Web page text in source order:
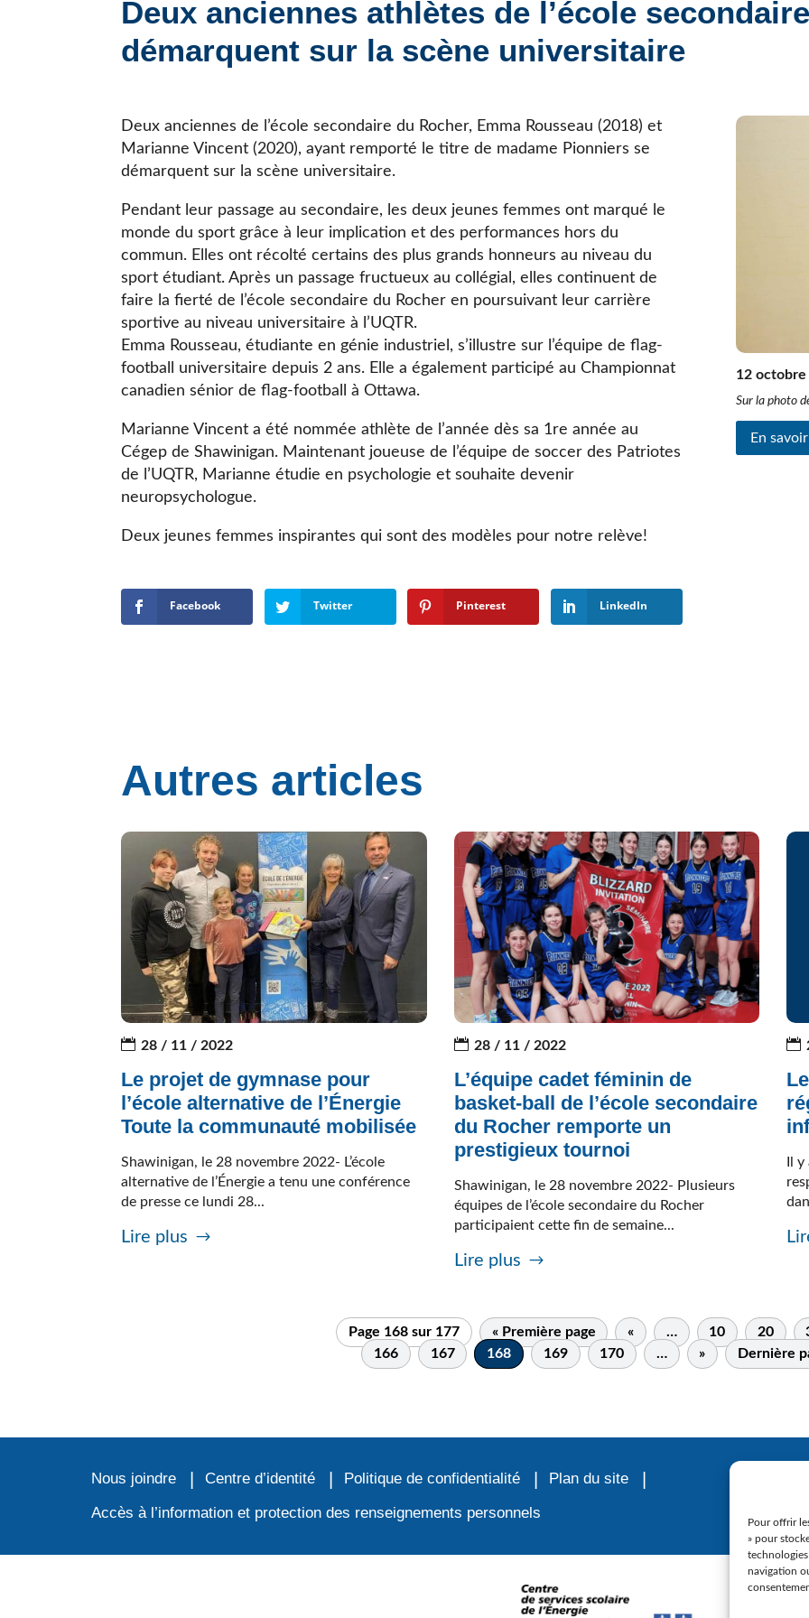
Pour offrir
» pour
navigation
JE CHERCHE UNE ÉCOLE
Plaintes et protecteur de l’élève
Services complémentaires
Coffre à outils
École ouverte
Parents trucs pédagos et technos
Programme de formation de l’école québécoise
Élèves internationaux
Programmes offerts
Deux anciennes athlètes de l’école
démarquent sur la scène universitaire
Deux anciennes de l’école secondaire du Rocher, Emma Rousseau (2018) et
Marianne Vincent (2020), ayant remporté le titre de madame Pionniers se
démarquent sur la scène universitaire.
Pendant leur passage au secondaire, les deux jeunes femmes ont marqué le
monde du sport grâce à leur implication et des performances hors du
commun. Elles ont récolté certains des plus grands honneurs au niveau du
sport étudiant. Après un passage fructueux au collégial, elles continuent de
faire la fierté de l’école secondaire du Rocher en poursuivant leur carrière
sportive au niveau universitaire à l’UQTR.
Emma Rousseau, étudiante en génie industriel, s’illustre sur l’équipe de flag-
football universitaire depuis 2 ans. Elle a également participé au Championnat
canadien sénior de flag-football à Ottawa.
Marianne Vincent a été nommée athlète de l’année dès sa 1re année au
Cégep de Shawinigan. Maintenant joueuse de l’équipe de soccer des Patriotes
de l’UQTR, Marianne étudie en psychologie et souhaite devenir
neuropsychologue.
Deux jeunes femmes inspirantes qui sont des modèles pour notre relève!
Facebook Twitter Pinterest LinkedIn
12 octobre
Sur la photo
En
Autres articles
28 / 11 / 2022
Le projet de gymnase pour
l’école alternative de l’Énergie
Toute la communauté mobilisée
Shawinigan, le 28 novembre 2022- L’école
alternative de l’Énergie a tenu une conférence
de presse ce lundi 28...
Lire plus
28 / 11 / 2022
L’équipe cadet féminin de
basket-ball de l’école secondaire
du Rocher remporte un
prestigieux tournoi
Shawinigan, le 28 novembre 2022- Plusieurs
équipes de l’école secondaire du Rocher
participaient cette fin de semaine...
Lire plus
Il
Page 168 sur 177 « Première page « … 10 20
166
167 168 169 170 … » Dernière
Nous joindre Centre d’identité Politique de confidentialité
Plan du site
Accès à l’information et protection des renseignements personnels